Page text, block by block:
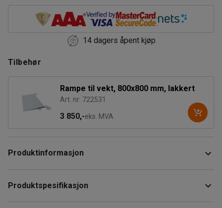
14 dagers åpent kjøp
Tilbehør
Rampe til vekt, 800x800 mm, lakkert
Art. nr: 722531
3 850,-eks. MVA
Produktinformasjon
henhold til OIML og tilpasset tung veiing, for eksempel
Produktspesifikasjon